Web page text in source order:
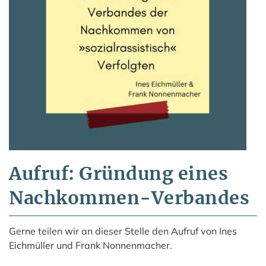
Aufruf: Gründung eines
Nachkommen-Verbandes
Gerne teilen wir an dieser Stelle den Aufruf von Ines
Eichmüller und Frank Nonnenmacher.